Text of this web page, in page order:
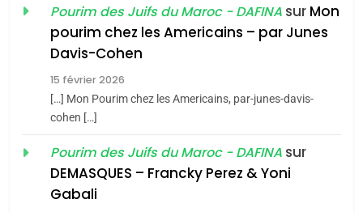
Maroc : Les amandes de
Tafraout, le miel de Tadla
du terroir
Oeil ravageur – Vanessa
De Loya Stauber
Pourim des Juifs du Maroc - DAFINA sur Mon
pourim chez les Americains – par Junes
Davis-Cohen
15 février 2026
[…] Mon Pourim chez les Americains, par-junes-davis-
cohen […]
Pourim des Juifs du Maroc - DAFINA sur
DEMASQUES – Francky Perez & Yoni
Gabali